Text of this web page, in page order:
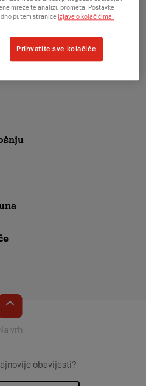
Na vrh
obavijesti?
mreže te analizu prometa. Postavke
putem stranice Izjave o kolačićima.
Prihvatite sve kolačiće